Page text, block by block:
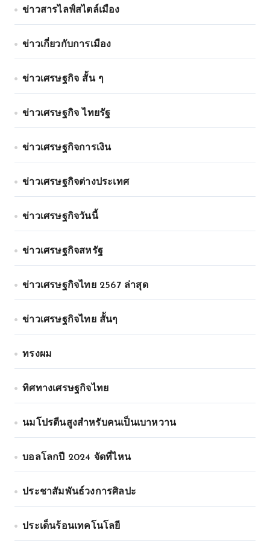
ข่าวสารไลฟ์สไตล์เมือง
ข่าวเกี่ยวกับการเมือง
ข่าวเศรษฐกิจ สั้น ๆ
ข่าวเศรษฐกิจ ไทยรัฐ
ข่าวเศรษฐกิจการเงิน
ข่าวเศรษฐกิจต่างประเทศ
ข่าวเศรษฐกิจวันนี้
ข่าวเศรษฐกิจสหรัฐ
ข่าวเศรษฐกิจไทย 2567 ล่าสุด
ข่าวเศรษฐกิจไทย สั้นๆ
ทรงผม
ทิศทางเศรษฐกิจไทย
นมโปรตีนสูงสำหรับคนเป็นเบาหวาน
บอลโลกปี 2024 จัดที่ไหน
ประชาสัมพันธ์วงการศิลปะ
ประเด็นร้อนเทคโนโลยี